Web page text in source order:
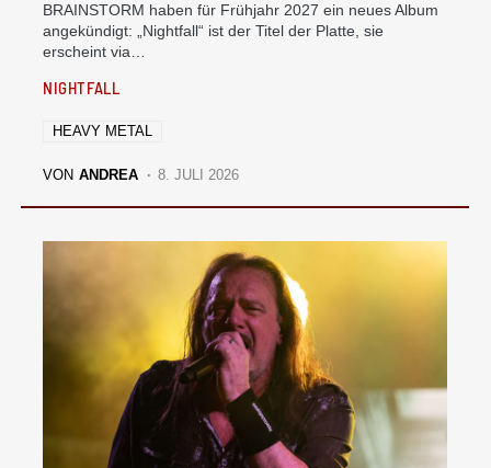
BRAINSTORM haben für Frühjahr 2027 ein neues Album
angekündigt: „Nightfall“ ist der Titel der Platte, sie
erscheint via…
NIGHTFALL
HEAVY METAL
VON ANDREA 8. JULI 2026